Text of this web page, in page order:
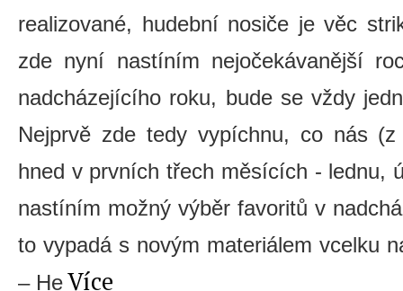
realizované, hudební nosiče je věc
zde nyní nastíním nejočekávanější
nadcházejícího roku, bude se vždy
Nejprvě zde tedy vypíchnu, co nás
hned v prvních třech měsících - lednu,
nastíním možný výběr favoritů v
to vypadá s novým materiálem vcelku
– HeVíce